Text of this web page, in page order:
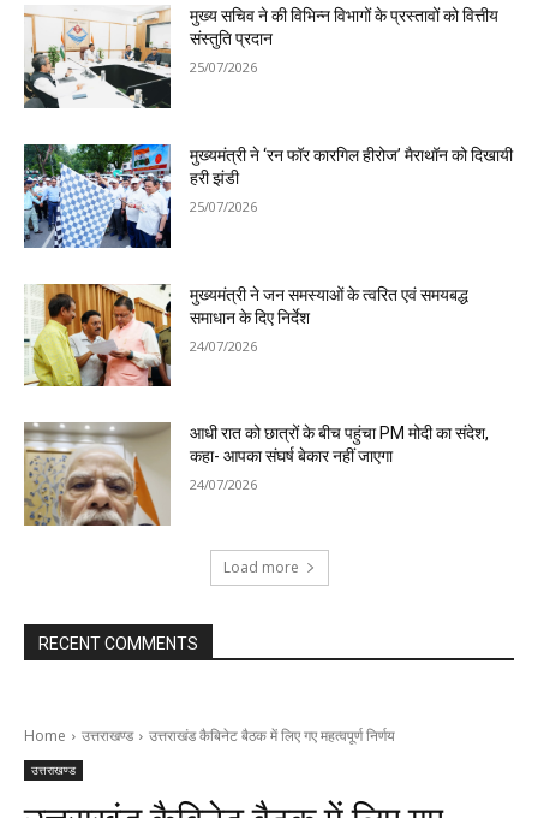
मुख्य सचिव ने की विभिन्न विभागों के प्रस्तावों को वित्तीय
संस्तुति प्रदान
25/07/2026
मुख्यमंत्री ने ‘रन फॉर कारगिल हीरोज’ मैराथॉन को दिखायी
हरी झंडी
25/07/2026
मुख्यमंत्री ने जन समस्याओं के त्वरित एवं समयबद्ध
समाधान के दिए निर्देश
24/07/2026
आधी रात को छात्रों के बीच पहुंचा PM मोदी का संदेश,
कहा- आपका संघर्ष बेकार नहीं जाएगा
24/07/2026
Load more
RECENT COMMENTS